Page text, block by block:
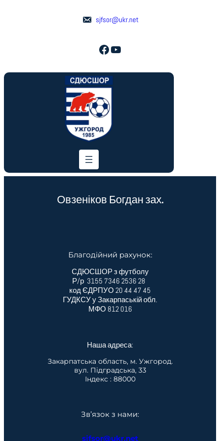
sjfsor@ukr.net
Facebook YouTube
Овзеніков Богдан зах.
Благодійний рахунок:
СДЮСШОР з футболу
Р/р 3155 7346 2536 28
код ЄДРПУО 20 44 47 45
ГУДКСУ у Закарпаській обл.
МФО 812 016
Наша адреса:
Закарпатська область, м. Ужгород.
вул. Підградська, 33
Індекс : 88000
Зв’язок з нами:
sjfsor@ukr.net